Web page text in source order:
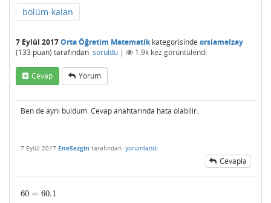
bölüm-kalan
7 Eylül 2017Orta Öğretim Matematikkategorisinde orsiamelzay
(133 puan) tarafından soruldu | 1.9k kez görüntülendi
Cevap Yorum
Ben de aynı buldum. Cevap anahtarında hata olabilir.
7 Eylül 2017 EneSezgin tarafından yorumlandı
Cevapla
60 = 60.1
60=60.1